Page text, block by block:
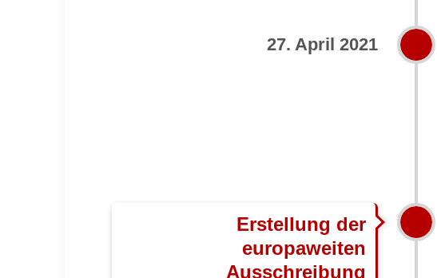
27. April 2021
Erstellung der
europaweiten
Ausschreibung